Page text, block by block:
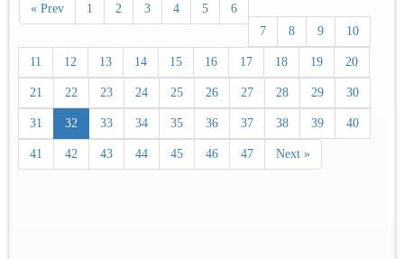
« Prev 1 2 3 4 5
6
7
8 9 10
11 12 13 14 15 16 17 18 19 20
21 22 23 24 25 26 27 28 29 30
31 32 33 34 35 36 37 38 39 40
41 42 43 44 45 46 47 Next »